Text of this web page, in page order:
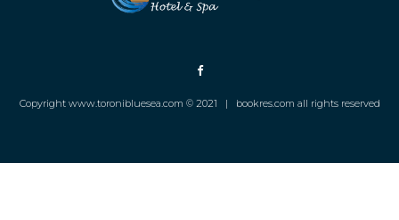
Copyright www.toronibluesea.com © 2021 | bookres.com all rights reserved